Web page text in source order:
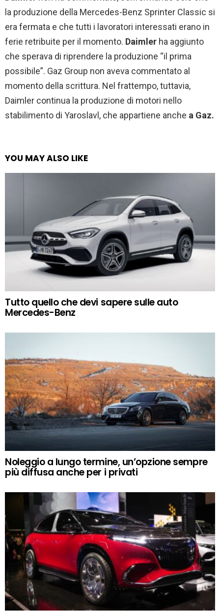
la produzione della Mercedes-Benz Sprinter Classic si
era fermata e che tutti i lavoratori interessati erano in
ferie retribuite per il momento. Daimler ha aggiunto
che sperava di riprendere la produzione “il prima
possibile”. Gaz Group non aveva commentato al
momento della scrittura. Nel frattempo, tuttavia,
Daimler continua la produzione di motori nello
stabilimento di Yaroslavl, che appartiene anche a Gaz.
YOU MAY ALSO LIKE
Tutto quello che devi sapere sulle auto
Mercedes-Benz
Noleggio a lungo termine, un’opzione sempre
più diffusa anche per i privati